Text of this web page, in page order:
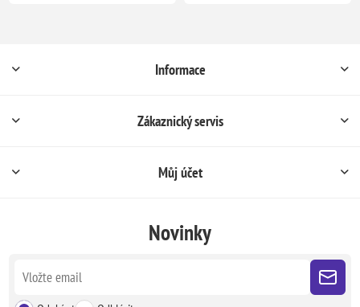
Informace
Zákaznický servis
Můj účet
Novinky